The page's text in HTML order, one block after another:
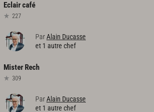
Eclaircafé
227
ParAlain Ducasse
et 1 autre chef
Mister Rech
309
ParAlain Ducasse
et 1 autre chef